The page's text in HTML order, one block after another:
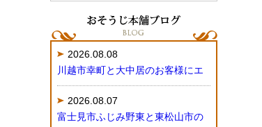
2026.08.08
川越市幸町と大中居のお客様にエ
2026.08.07
富士見市ふじみ野東と東松山市の